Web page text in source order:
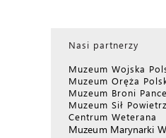
Nasi partnerzy
Muzeum Wojska
Muzeum Oręża
Muzeum Broni
Muzeum Sił
Centrum Weterana
Muzeum Marynarki